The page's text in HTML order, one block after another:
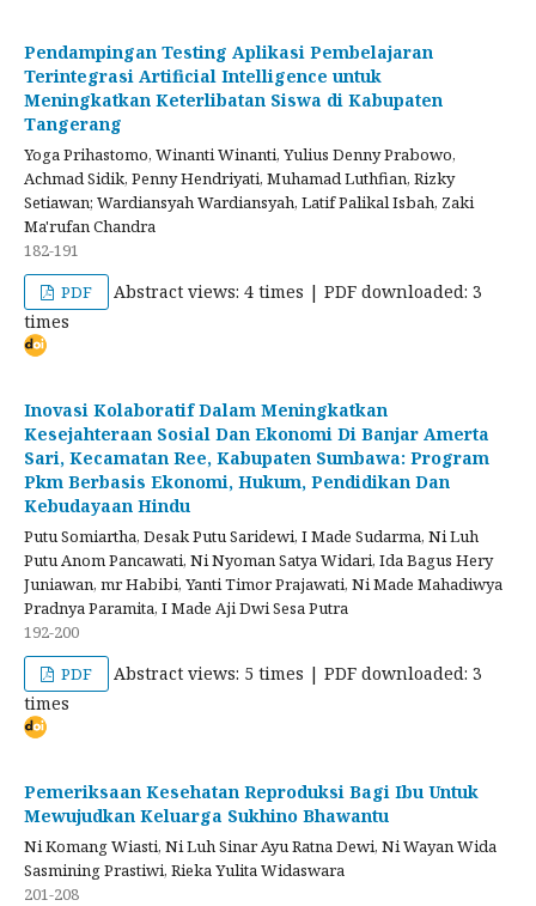
Pendampingan Testing Aplikasi Pembelajaran
Terintegrasi Artificial Intelligence untuk
Meningkatkan Keterlibatan Siswa di Kabupaten
Tangerang
Yoga Prihastomo, Winanti Winanti, Yulius Denny Prabowo,
Achmad Sidik, Penny Hendriyati, Muhamad Luthfian, Rizky
Setiawan; Wardiansyah Wardiansyah, Latif Palikal Isbah, Zaki
Ma'rufan Chandra
182-191
PDF
Abstract views: 4 times | PDF downloaded: 3
times
Inovasi Kolaboratif Dalam Meningkatkan
Kesejahteraan Sosial Dan Ekonomi Di Banjar Amerta
Sari, Kecamatan Ree, Kabupaten Sumbawa: Program
Pkm Berbasis Ekonomi, Hukum, Pendidikan Dan
Kebudayaan Hindu
Putu Somiartha, Desak Putu Saridewi, I Made Sudarma, Ni Luh
Putu Anom Pancawati, Ni Nyoman Satya Widari, Ida Bagus Hery
Juniawan, mr Habibi, Yanti Timor Prajawati, Ni Made Mahadiwya
Pradnya Paramita, I Made Aji Dwi Sesa Putra
192-200
PDF
Abstract views: 5 times | PDF downloaded: 3
times
Pemeriksaan Kesehatan Reproduksi Bagi Ibu Untuk
Mewujudkan Keluarga Sukhino Bhawantu
Ni Komang Wiasti, Ni Luh Sinar Ayu Ratna Dewi, Ni Wayan Wida
Sasmining Prastiwi, Rieka Yulita Widaswara
201-208